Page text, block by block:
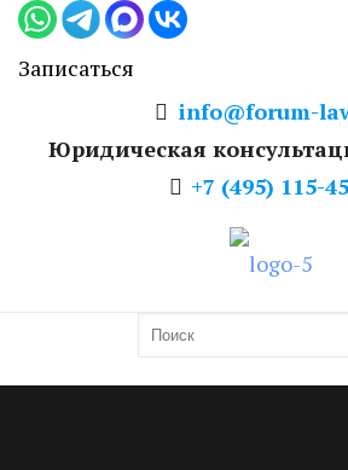
Записаться
info@forum-
Юридическая
+7 (495) 115-